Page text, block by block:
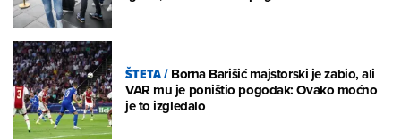
ŠTETA/Borna Barišić majstorski je zabio, ali
VAR mu je poništio pogodak: Ovako moćno
je to izgledalo